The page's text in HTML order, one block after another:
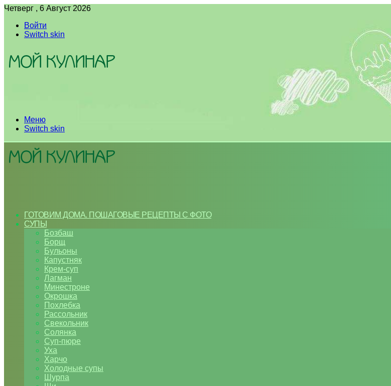
Четверг , 6 Август 2026
Войти
Switch skin
Меню
Switch skin
ГОТОВИМ ДОМА. ПОШАГОВЫЕ РЕЦЕПТЫ С ФОТО
СУПЫ
Бозбаш
Борщ
Бульоны
Капустняк
Крем-суп
Лагман
Минестроне
Окрошка
Похлебка
Рассольник
Свекольник
Солянка
Суп-пюре
Уха
Харчо
Холодные супы
Шурпа